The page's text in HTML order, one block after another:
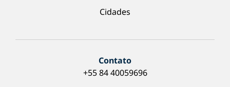
Cidades
Contato
+55 84 40059696